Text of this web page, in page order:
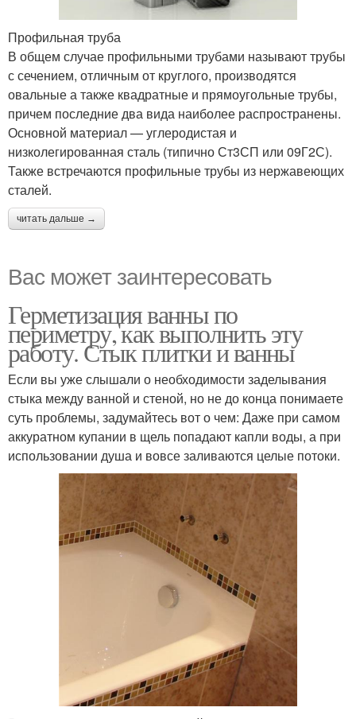
Профильная труба
В общем случае профильными трубами называют трубы
с сечением, отличным от круглого, производятся
овальные а также квадратные и прямоугольные трубы,
причем последние два вида наиболее распространены.
Основной материал — углеродистая и
низколегированная сталь (типично Ст3СП или 09Г2С).
Также встречаются профильные трубы из нержавеющих
сталей.
читать дальше →
Вас может заинтересовать
Герметизация ванны по
периметру, как выполнить эту
работу. Стык плитки и ванны
Если вы уже слышали о необходимости заделывания
стыка между ванной и стеной, но не до конца понимаете
суть проблемы, задумайтесь вот о чем: Даже при самом
аккуратном купании в щель попадают капли воды, а при
использовании душа и вовсе заливаются целые потоки.